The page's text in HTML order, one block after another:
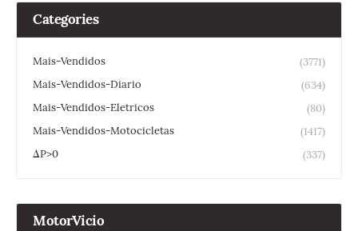
Categories
Mais-Vendidos
(3771)
Mais-Vendidos-Diario
(634)
Mais-Vendidos-Eletricos
(80)
Mais-Vendidos-Motocicletas
(1417)
ΔP>0
(337)
MotorVicio